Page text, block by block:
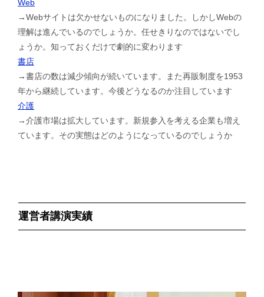
Web
→Webサイトは欠かせないものになりました。しかしWebの
理解は進んでいるのでしょうか。任せきりなのではないでし
ょうか。知っておくだけで劇的に変わります
書店
→書店の数は減少傾向が続いています。また再販制度を1953
年から継続しています。今後どうなるのか注目しています
介護
→介護市場は拡大しています。新規参入を考える企業も増え
ています。その実態はどのようになっているのでしょうか
運営者講演実績